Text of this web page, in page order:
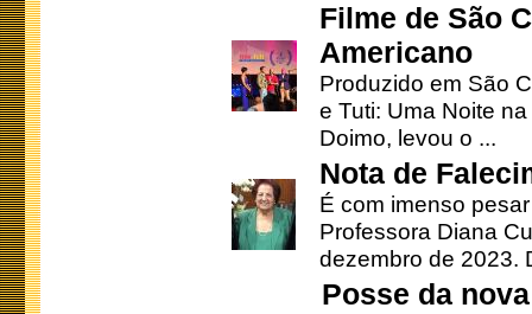
Filme de São
Americano
Produzido em São
e Tuti: Uma Noite
Doimo, levou o ...
Nota de
É com imenso
Professora Diana
dezembro de 2023.
Posse da